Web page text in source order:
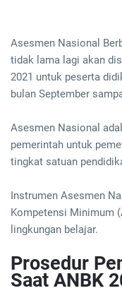
Asesmen Nasional
tidak lama lagi akan
2021 untuk peserta
bulan September
Asesmen Nasional
pemerintah untuk
tingkat satuan
Instrumen Asesmen
Kompetensi Minimum
lingkungan belajar.
Prosedur
Saat ANBK